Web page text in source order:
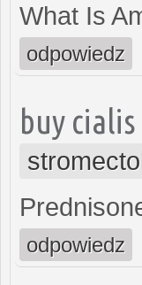
What Is
odpowiedz
buy
odpowiedz